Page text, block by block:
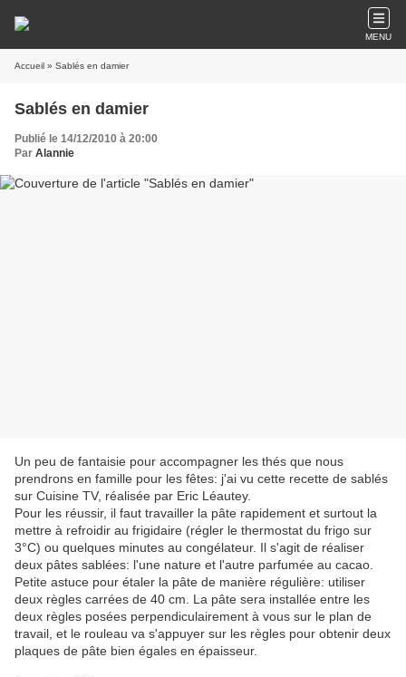
MENU
Accueil » Sablés en damier
Sablés en damier
Publié le 14/12/2010 à 20:00
Par Alannie
Un peu de fantaisie pour accompagner les thés que nous
prendrons en famille pour les fêtes: j'ai vu cette recette de sablés
sur Cuisine TV, réalisée par Eric Léautey.
Pour les réussir, il faut travailler la pâte rapidement et surtout la
mettre à refroidir au frigidaire (régler le thermostat du frigo sur
3°C) ou quelques minutes au congélateur. Il s'agit de réaliser
deux pâtes sablées: l'une nature et l'autre parfumée au cacao.
Petite astuce pour étaler la pâte de manière régulière: utiliser
deux règles carrées de 40 cm. La pâte sera installée entre les
deux règles posées perpendiculairement à vous sur le plan de
travail, et le rouleau va s'appuyer sur les règles pour obtenir deux
plaques de pâte bien égales en épaisseur.